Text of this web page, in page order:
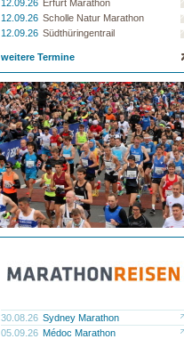
12.09.26 Erfurt Marathon
12.09.26 Scholle Natur Marathon
12.09.26 Südthüringentrail
weitere Termine
30.08.26 Sydney Marathon
05.09.26 Médoc Marathon